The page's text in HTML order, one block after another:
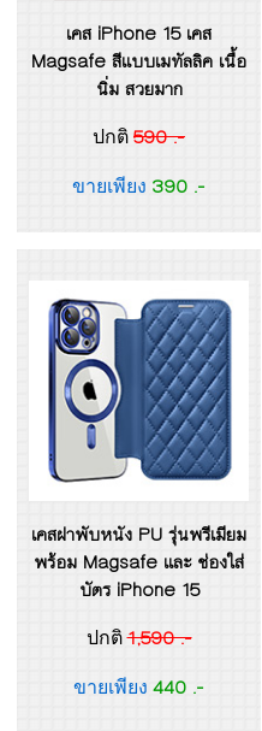
เคส iPhone 15 เคส
Magsafe สีแบบเมทัลลิค เนื้อ
นิ่ม สวยมาก
ปกติ 590 .-
ขายเพียง 390 .-
เคสฝาพับหนัง PU รุ่นพรีเมียม
พร้อม Magsafe และ ช่องใส่
บัตร iPhone 15
ปกติ1,590 .-
ขายเพียง 440 .-